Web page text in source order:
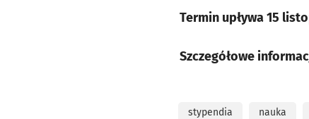
Termin upływa 15
Szczegółowe
stypendia nauka